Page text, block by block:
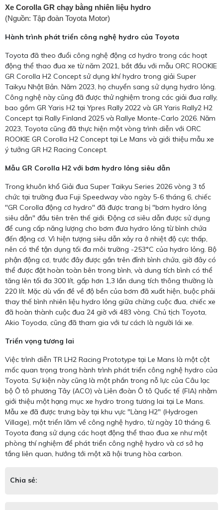
Xe Corolla GR chạy bằng nhiên liệu hydro
(Nguồn: Tập đoàn Toyota Motor)
Hành trình phát triển công nghệ hydro của Toyota
Toyota đã theo đuổi công nghệ động cơ hydro trong các hoạt
động thể thao đua xe từ năm 2021, bắt đầu với mẫu ORC ROOKIE
GR Corolla H2 Concept sử dụng khí hydro trong giải Super
Taikyu Nhật Bản. Năm 2023, họ chuyển sang sử dụng hydro lỏng.
Công nghệ này cũng đã được thử nghiệm trong các giải đua rally,
bao gồm GR Yaris H2 tại Ypres Rally 2022 và GR Yaris Rally2 H2
Concept tại Rally Finland 2025 và Rallye Monte-Carlo 2026. Năm
2023, Toyota cũng đã thực hiện một vòng trình diễn với ORC
ROOKIE GR Corolla H2 Concept tại Le Mans và giới thiệu mẫu xe
ý tưởng GR H2 Racing Concept.
Mẫu GR Corolla H2 với bơm hydro lỏng siêu dẫn
Trong khuôn khổ Giải đua Super Taikyu Series 2026 vòng 3 tổ
chức tại trường đua Fuji Speedway vào ngày 5-6 tháng 6, chiếc
"GR Corolla động cơ hydro" đã được trang bị "bơm hydro lỏng
siêu dẫn" đầu tiên trên thế giới. Động cơ siêu dẫn được sử dụng
để cung cấp năng lượng cho bơm đưa hydro lỏng từ bình chứa
đến động cơ. Vì hiện tượng siêu dẫn xảy ra ở nhiệt độ cực thấp,
nên có thể tận dụng tối đa môi trường -253°C của hydro lỏng. Bộ
phận động cơ, trước đây được gắn trên đỉnh bình chứa, giờ đây có
thể được đặt hoàn toàn bên trong bình, và dung tích bình có thể
tăng lên tối đa 300 lít, gấp hơn 1,3 lần dung tích thông thường là
220 lít. Mặc dù vấn đề về độ bền của bơm đã xuất hiện, buộc phải
thay thế bình nhiên liệu hydro lỏng giữa chừng cuộc đua, chiếc xe
đã hoàn thành cuộc đua 24 giờ với 483 vòng. Chủ tịch Toyota,
Akio Toyoda, cũng đã tham gia với tư cách là người lái xe.
Triển vọng tương lai
Việc trình diễn TR LH2 Racing Prototype tại Le Mans là một cột
mốc quan trọng trong hành trình phát triển công nghệ hydro của
Toyota. Sự kiện này cũng là một phần trong nỗ lực của Câu lạc
bộ Ô tô phương Tây (ACO) và Liên đoàn Ô tô Quốc tế (FIA) nhằm
giới thiệu một hạng mục xe hydro trong tương lai tại Le Mans.
Mẫu xe đã được trưng bày tại khu vực "Làng H2" (Hydrogen
Village), một triển lãm về công nghệ hydro, từ ngày 10 tháng 6.
Toyota đang sử dụng các hoạt động thể thao đua xe như một
phòng thí nghiệm để phát triển công nghệ hydro và cơ sở hạ
tầng liên quan, hướng tới một xã hội trung hòa carbon.
Chia sẻ: